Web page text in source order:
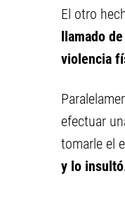
El otro
llamado
violencia
efectuar
tomarle el
y lo